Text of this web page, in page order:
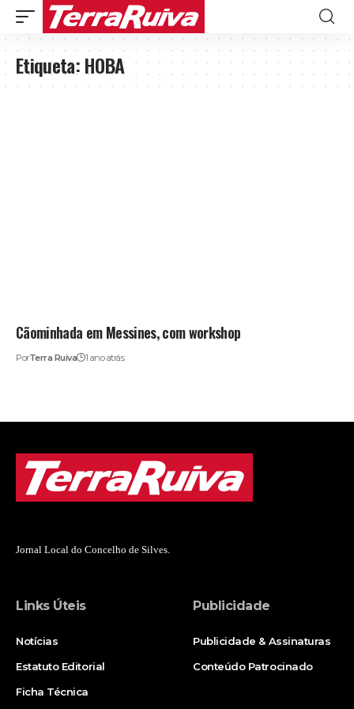
Etiqueta:HOBA
Cãominhada em Messines, com workshop
PorTerra Ruiva 1 ano atrás
Jornal Local do Concelho de Silves.
Links Úteis
Notícias
Estatuto Editorial
Ficha Técnica
Publicidade
Publicidade & Assinaturas
Conteúdo Patrocinado